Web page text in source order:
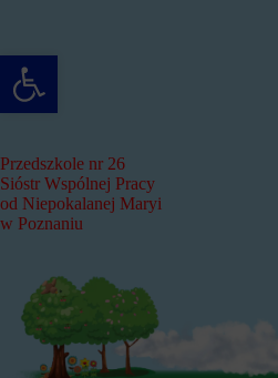
Otwórz pasek narzędzi
Przedszkole nr 26
Sióstr Wspólnej Pracy
od Niepokalanej Maryi
w Poznaniu